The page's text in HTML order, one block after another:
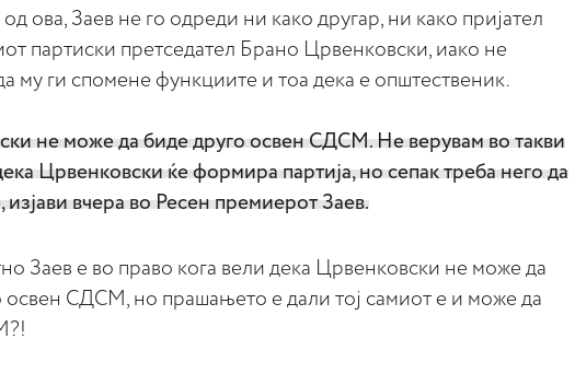
ова, Заев не го одреди ни како другар, ни како пријател
партиски претседател Брано Црвенковски, иако не
му ги спомене функциите и тоа дека е општественик.
не може да биде друго освен СДСМ. Не верувам во такви
Црвенковски ќе формира партија, но сепак треба него да
изјави вчера во Ресен премиерот Заев.
Заев е во право кога вели дека Црвенковски не може да
освен СДСМ, но прашањето е дали тој самиот е и може да